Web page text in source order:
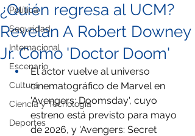
Política
Seguridad
Internacional
Escenario
Cultura
Ciencia y Tecnología
Deportes
¿Quién regresa al UCM?
Revelan A Robert Downey
Jr. Como 'Doctor Doom'
El actor vuelve al universo
cinematográfico de Marvel en
'Avengers: Doomsday', cuyo
estreno está previsto para mayo
de 2026, y 'Avengers: Secret